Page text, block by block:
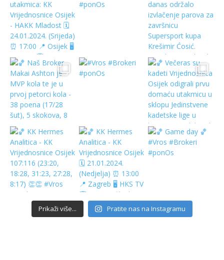
Prikaži više... Pratite nas na Instagramu